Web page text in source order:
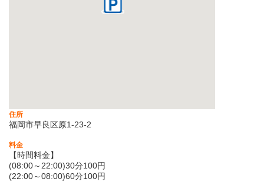
住所
福岡市早良区原1-23-2
料金
【時間料金】
(08:00～22:00)30分100円
(22:00～08:00)60分100円